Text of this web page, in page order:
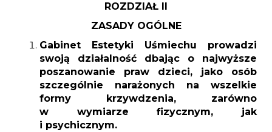
ROZDZIAŁ II
ZASADY OGÓLNE
Gabinet Estetyki Uśmiechu prowadzi
swoją działalność dbając o najwyższe
poszanowanie praw dzieci, jako osób
szczególnie narażonych na wszelkie
formy krzywdzenia, zarówno
w wymiarze fizycznym, jak
i psychicznym.